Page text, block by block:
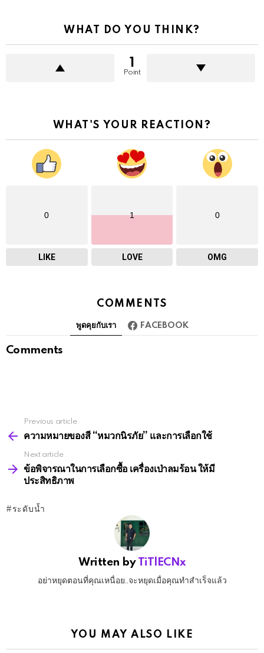
WHAT DO YOU THINK?
Point
WHAT'S YOUR REACTION?
0
LIKE
1
LOVE
0
OMG
COMMENTS
พูดคุยกับเรา FACEBOOK
Comments
more
Previous article
ความหมายของสี “หมวกนิรภัย” และการเลือกใช้
Next article
ข้อพิจารณาในการเลือกซื้อ เครื่องเป่าลมร้อน ให้มี
ประสิทธิภาพ
ระดับน้ำ
Written by TiTlECNx
อย่าหยุดตอนที่คุณเหนื่อย..จะหยุดเมื่อคุณทำสำเร็จแล้ว
YOU MAY ALSO LIKE